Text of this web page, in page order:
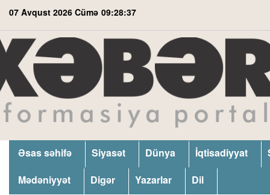
07 Avqust 2026 Cümə 09:28:38
Əsas səhifə Siyasət Dünya İqtisadiyyat
Mədəniyyət
Digər Yazarlar Dil